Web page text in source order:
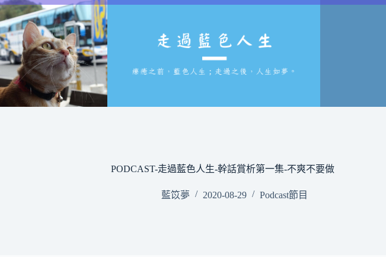
跳
至
主
要
內
容
PODCAST-走過藍色人生-幹話賞析第一集-不爽不要做
藍笖夢 2020-08-29 Podcast節目